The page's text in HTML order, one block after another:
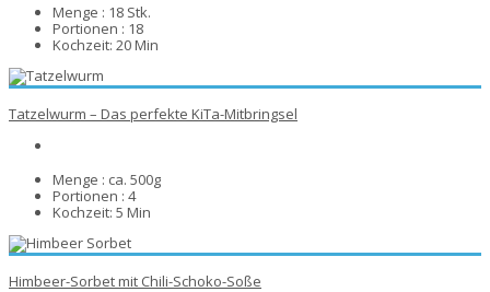
Menge : 18 Stk.
Portionen : 18
Kochzeit: 20 Min
Tatzelwurm – Das perfekte KiTa-Mitbringsel
Menge : ca. 500g
Portionen : 4
Kochzeit: 5 Min
Himbeer-Sorbet mit Chili-Schoko-Soße